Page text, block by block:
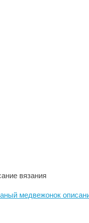
вязания
медвежонок